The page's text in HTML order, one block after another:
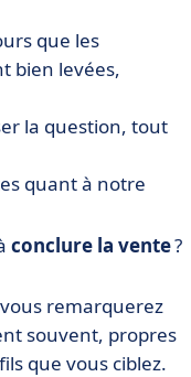
que les
bien levées,
la question, tout
quant à notre
conclure la vente?
vous remarquerez
souvent, propres
que vous ciblez.